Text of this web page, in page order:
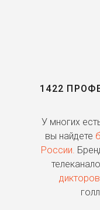
1422
У многих
вы найдете
России.
дикторов